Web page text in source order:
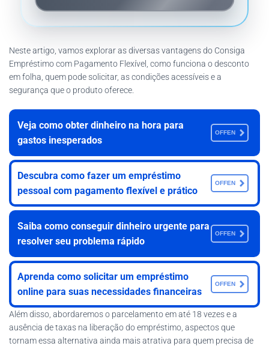
Neste artigo, vamos explorar as diversas vantagens do Consiga
Empréstimo com Pagamento Flexível, como funciona o desconto
em folha, quem pode solicitar, as condições acessíveis e a
segurança que o produto oferece.
Veja como obter dinheiro na hora para
gastos inesperados
OFFEN
Descubra como fazer um empréstimo
pessoal com pagamento flexível e prático
OFFEN
Saiba como conseguir dinheiro urgente para
resolver seu problema rápido
OFFEN
Aprenda como solicitar um empréstimo
online para suas necessidades financeiras
OFFEN
Além disso, abordaremos o parcelamento em até 18 vezes e a
ausência de taxas na liberação do empréstimo, aspectos que
tornam essa alternativa ainda mais atrativa para quem precisa de